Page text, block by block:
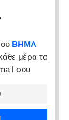
ΒΗΜΑ
μέρα τα
σου